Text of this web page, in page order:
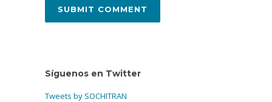
Síguenos en Twitter
Tweets by SOCHITRAN